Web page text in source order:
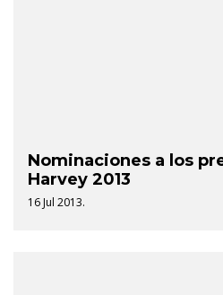
Nominaciones a los
Harvey 2013
16 Jul 2013.